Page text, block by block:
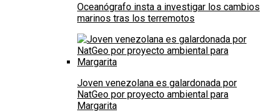
Oceanógrafo insta a investigar los cambios
marinos tras los terremotos
Joven venezolana es galardonada por
NatGeo por proyecto ambiental para
Margarita